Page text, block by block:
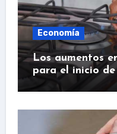
Economía
Los aumentos
para el inicio